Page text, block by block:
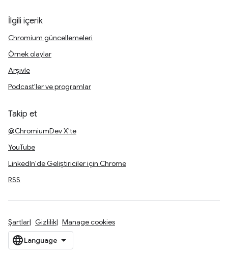
İlgili içerik
Chromium güncellemeleri
Örnek olaylar
Arşivle
Podcast'ler ve programlar
Takip et
@ChromiumDev X'te
YouTube
LinkedIn'de Geliştiriciler için Chrome
RSS
Şartlar Gizlilik Manage cookies